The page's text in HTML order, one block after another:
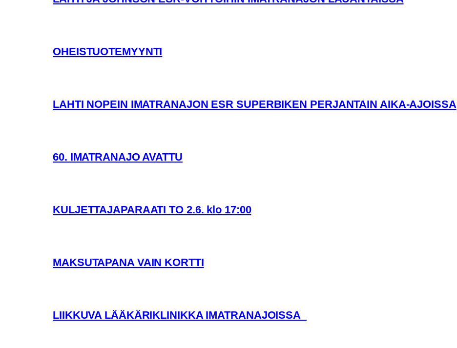
OHEISTUOTEMYYNTI
LAHTI NOPEIN IMATRANAJON ESR SUPERBIKEN PERJANTAIN AIKA-AJOISSA
60. IMATRANAJO AVATTU
KULJETTAJAPARAATI TO 2.6. klo 17:00
MAKSUTAPANA VAIN KORTTI
LIIKKUVA LÄÄKÄRIKLINIKKA IMATRANAJOISSA